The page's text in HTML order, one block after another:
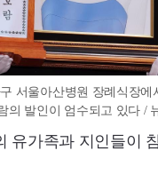
서울아산병원 장례식장에
의 발인이 엄수되고 있다 /
유가족과 지인들이